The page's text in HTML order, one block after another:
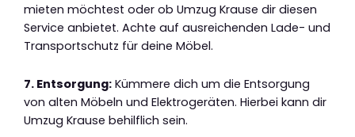
mieten möchtest oder ob Umzug Krause dir diesen
Service anbietet. Achte auf ausreichenden Lade- und
Transportschutz für deine Möbel.
7. Entsorgung: Kümmere dich um die Entsorgung
von alten Möbeln und Elektrogeräten. Hierbei kann dir
Umzug Krause behilflich sein.